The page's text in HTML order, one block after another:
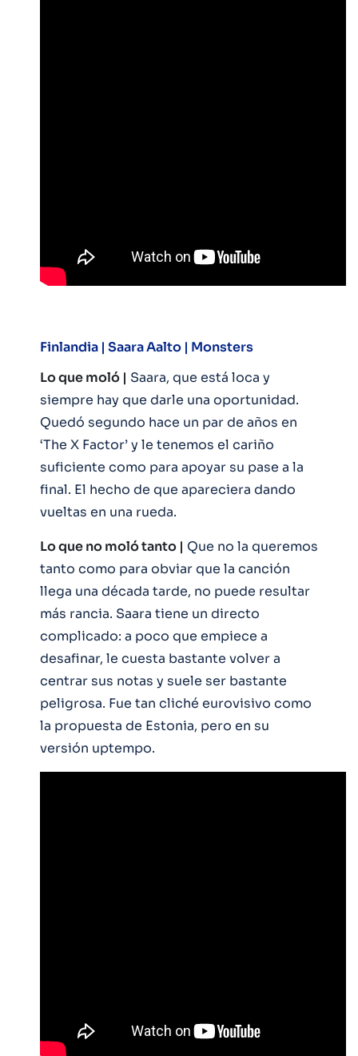
Finlandia | Saara Aalto | Monsters
Lo que moló | Saara, que está loca y
siempre hay que darle una oportunidad.
Quedó segundo hace un par de años en
‘The X Factor’ y le tenemos el cariño
suficiente como para apoyar su pase a la
final. El hecho de que apareciera dando
vueltas en una rueda.
Lo que no moló tanto | Que no la queremos
tanto como para obviar que la canción
llega una década tarde, no puede resultar
más rancia. Saara tiene un directo
complicado: a poco que empiece a
desafinar, le cuesta bastante volver a
centrar sus notas y suele ser bastante
peligrosa. Fue tan cliché eurovisivo como
la propuesta de Estonia, pero en su
versión uptempo.